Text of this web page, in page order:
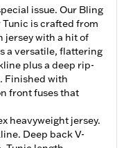
issue. Our Bling
is crafted from
jersey with a hit of
a versatile, flattering
plus a deep rip-
Finished with
front fuses that
heavyweight jersey.
Deep back V-